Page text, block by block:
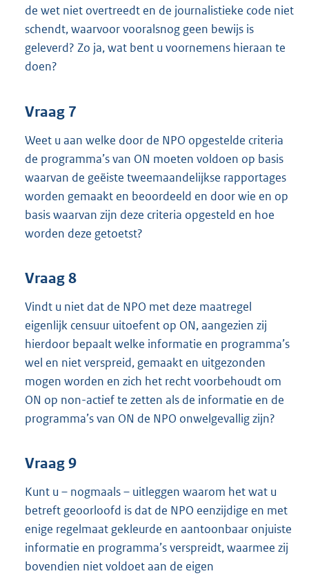
de wet niet overtreedt en de journalistieke code niet
schendt, waarvoor vooralsnog geen bewijs is
geleverd? Zo ja, wat bent u voornemens hieraan te
doen?
Vraag 7
Weet u aan welke door de NPO opgestelde criteria
de programma’s van ON moeten voldoen op basis
waarvan de geëiste tweemaandelijkse rapportages
worden gemaakt en beoordeeld en door wie en op
basis waarvan zijn deze criteria opgesteld en hoe
worden deze getoetst?
Vraag 8
Vindt u niet dat de NPO met deze maatregel
eigenlijk censuur uitoefent op ON, aangezien zij
hierdoor bepaalt welke informatie en programma’s
wel en niet verspreid, gemaakt en uitgezonden
mogen worden en zich het recht voorbehoudt om
ON op non-actief te zetten als de informatie en de
programma’s van ON de NPO onwelgevallig zijn?
Vraag 9
Kunt u – nogmaals – uitleggen waarom het wat u
betreft geoorloofd is dat de NPO eenzijdige en met
enige regelmaat gekleurde en aantoonbaar onjuiste
informatie en programma’s verspreidt, waarmee zij
bovendien niet voldoet aan de eigen